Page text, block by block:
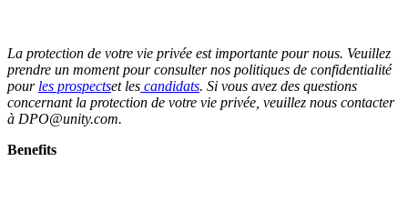
La protection de votre vie privée est importante pour nous. Veuillez
prendre un moment pour consulter nos politiques de confidentialité
pour les prospectset les candidats. Si vous avez des questions
concernant la protection de votre vie privée, veuillez nous contacter
à DPO@unity.com.
Benefits